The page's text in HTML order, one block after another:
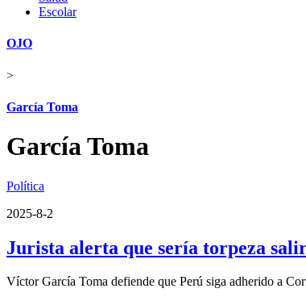
Escolar
OJO
>
García Toma
García Toma
Política
2025-8-2
Jurista alerta que sería torpeza
Víctor García Toma defiende que Perú siga adherido a